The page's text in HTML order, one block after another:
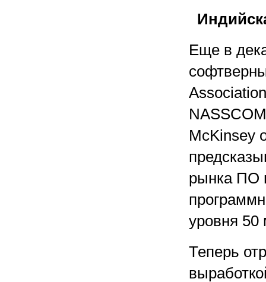
Еще в
McKinsey
рынка ПО
уровня 50
Теперь